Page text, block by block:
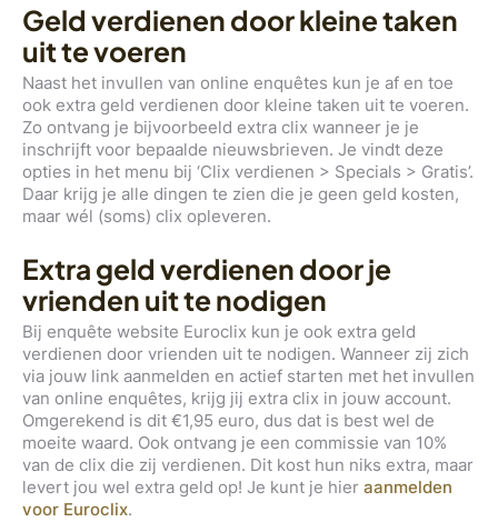
Geld verdienen door kleine taken
uit te voeren
Naast het invullen van online enquêtes kun je af en toe
ook extra geld verdienen door kleine taken uit te voeren.
Zo ontvang je bijvoorbeeld extra clix wanneer je je
inschrijft voor bepaalde nieuwsbrieven. Je vindt deze
opties in het menu bij ‘Clix verdienen > Specials > Gratis’.
Daar krijg je alle dingen te zien die je geen geld kosten,
maar wél (soms) clix opleveren.
Extra geld verdienen door je
vrienden uit te nodigen
Bij enquête website Euroclix kun je ook extra geld
verdienen door vrienden uit te nodigen. Wanneer zij zich
via jouw link aanmelden en actief starten met het invullen
van online enquêtes, krijg jij extra clix in jouw account.
Omgerekend is dit €1,95 euro, dus dat is best wel de
moeite waard. Ook ontvang je een commissie van 10%
van de clix die zij verdienen. Dit kost hun niks extra, maar
levert jou wel extra geld op! Je kunt je hier aanmelden
voor Euroclix.